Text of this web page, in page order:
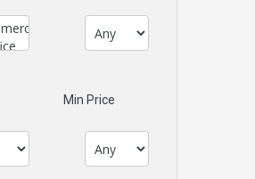
Min Price